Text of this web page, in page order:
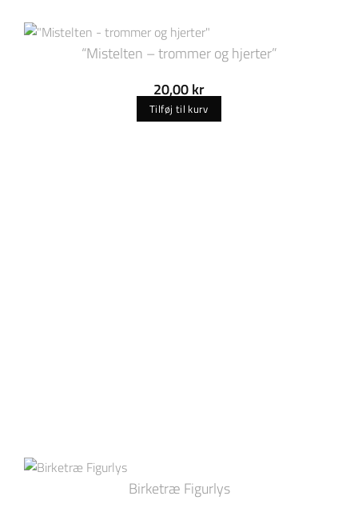
“Mistelten – trommer og hjerter”
20,00kr
Tilføj til kurv
Birketræ Figurlys